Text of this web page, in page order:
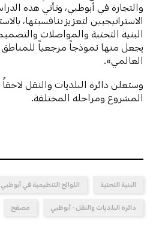
والتجارة في أبوظبي، وتأتي هذه
الاستراتيجيين لتعزيز تنافسيتها،
البنية التحتية والمواصلات
يجعل منها نموذجاً مرجعياً للمناطق
العالمي».
وستعلن دائرة البلديات والنقل
المشروع ومراحله المختلفة.
البنية التحتية اللوائح التنظيمية في أبوظبي
دائرة البلديات والنقل - أبوظبي مصفح